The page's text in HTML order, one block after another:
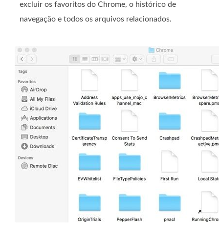
excluir os favoritos do Chrome, o histórico de
navegação e todos os arquivos relacionados.